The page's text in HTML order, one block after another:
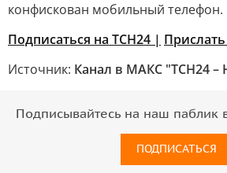
конфискован мобильный телефон.
Подписаться на ТСН24 |
Источник: Канал в МАКС "ТСН24 –
Подписывайтесь на наш паблик
ПОДПИСАТЬСЯ